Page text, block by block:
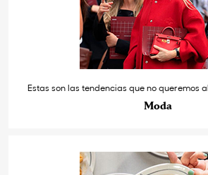
Estas son las tendencias que no queremos
Moda